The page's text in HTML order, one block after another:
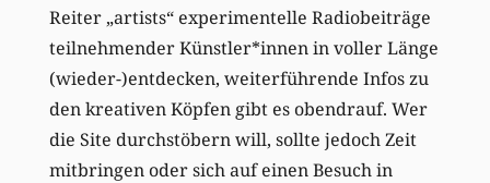
Reiter „artists“ experimentelle Radiobeiträge
teilnehmender Künstler*innen in voller Länge
(wieder-)entdecken, weiterführende Infos zu
den kreativen Köpfen gibt es obendrauf. Wer
die Site durchstöbern will, sollte jedoch Zeit
mitbringen oder sich auf einen Besuch in